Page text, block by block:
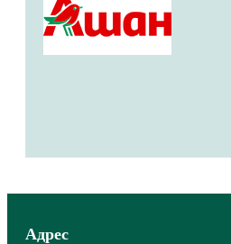
Адрес